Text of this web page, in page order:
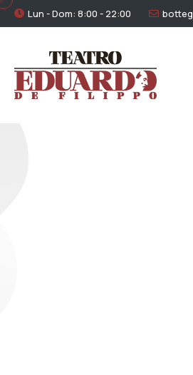
Lun - Dom: 8:00 - 22:00